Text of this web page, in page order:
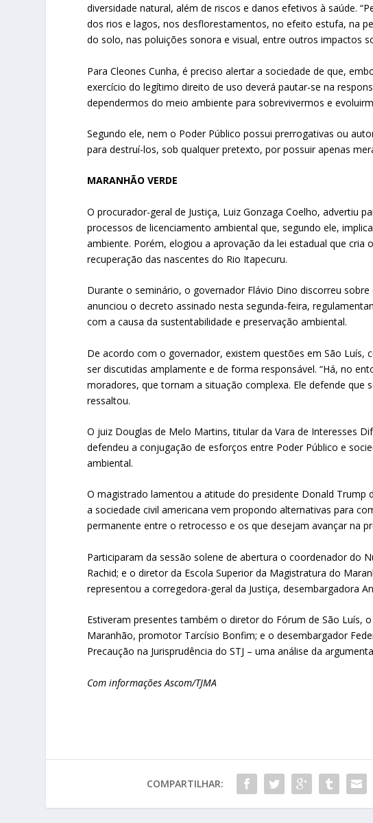
diversidade natural, além de riscos e danos efetivos à saúde.
dos rios e lagos, nos desflorestamentos, no efeito estufa, na
do solo, nas poluições sonora e visual, entre outros impactos
Para Cleones Cunha, é preciso alertar a sociedade de que,
exercício do legítimo direito de uso deverá pautar-se na
dependermos do meio ambiente para sobrevivermos e
Segundo ele, nem o Poder Público possui prerrogativas ou
para destruí-los, sob qualquer pretexto, por possuir apenas
MARANHÃO VERDE
O procurador-geral de Justiça, Luiz Gonzaga Coelho, advertiu
processos de licenciamento ambiental que, segundo ele,
ambiente. Porém, elogiou a aprovação da lei estadual que cria
recuperação das nascentes do Rio Itapecuru.
Durante o seminário, o governador Flávio Dino discorreu
anunciou o decreto assinado nesta segunda-feira,
com a causa da sustentabilidade e preservação ambiental.
De acordo com o governador, existem questões em São Luís,
ser discutidas amplamente e de forma responsável. “Há, no
moradores, que tornam a situação complexa. Ele defende que
ressaltou.
O juiz Douglas de Melo Martins, titular da Vara de Interesses
defendeu a conjugação de esforços entre Poder Público e
ambiental.
O magistrado lamentou a atitude do presidente Donald Trump
a sociedade civil americana vem propondo alternativas para
permanente entre o retrocesso e os que desejam avançar na
Participaram da sessão solene de abertura o coordenador do
Rachid; e o diretor da Escola Superior da Magistratura do
representou a corregedora-geral da Justiça, desembargadora
Estiveram presentes também o diretor do Fórum de São Luís,
Maranhão, promotor Tarcísio Bonfim; e o desembargador
Precaução na Jurisprudência do STJ – uma análise da
Com informações Ascom/TJMA
COMPARTILHAR: